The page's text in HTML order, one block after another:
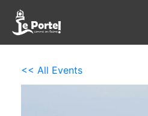
<< All Events